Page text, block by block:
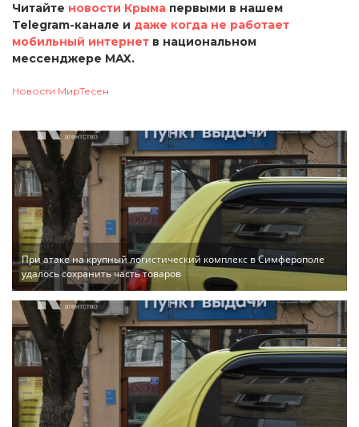
Читайте новости Крыма первыми в нашем
Telegram-канале и даже когда не работает
мобильный интернет в национальном
мессенджере MAX.
Новости МирТесен
При атаке на крупный логистический комплекс в Симферополе
удалось сохранить часть товаров